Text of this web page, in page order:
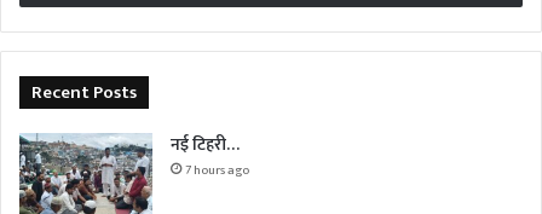
Recent Posts
नई टिहरी…
7 hours ago